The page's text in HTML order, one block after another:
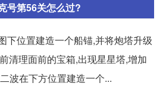
号第56关怎么过?
下位置建造一个船锚,并将炮塔升级
清理面前的宝箱,出现星星塔,增加
波在下方位置建造一个...